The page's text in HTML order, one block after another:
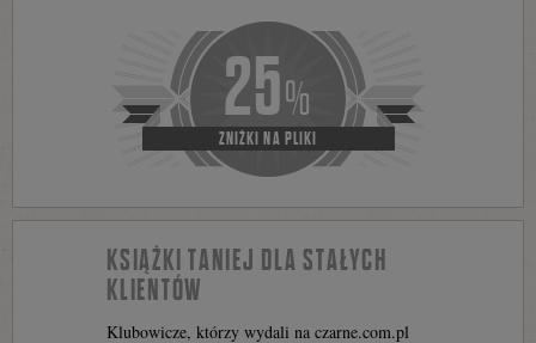
Facebooku
25%
ZNIŻKI NA PLIKI
KSIĄŻKI TANIEJ DLA STAŁYCH
KLIENTÓW
Klubowicze, którzy wydali na czarne.com.pl